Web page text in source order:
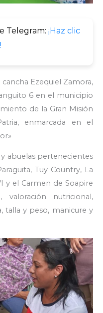
Telegram: ¡Haz clic
Ezequiel Zamora,
6 en el municipio
de la Gran Misión
enmarcada en el
abuelas pertenecientes
Tuy Country, La
y el Carmen de Soapire
valoración nutricional,
talla y peso, manicure y